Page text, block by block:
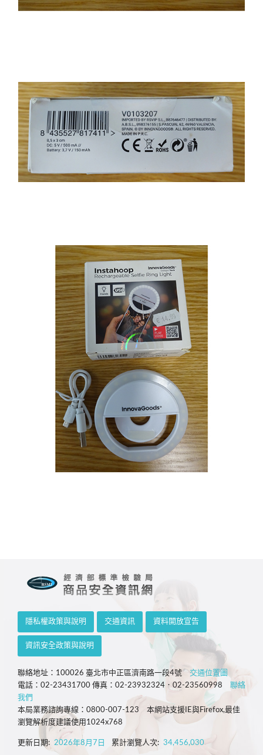
隱私權政策與說明 交通資訊 資料開放宣告
資訊安全政策與說明
聯絡地址：100026 臺北市中正區濟南路一段4號 交通位置圖
電話：02-23431700 傳真：02-23932324．02-23560998 聯絡
我們
本局業務諮詢專線：0800-007-123 本網站支援IE與Firefox,最佳
瀏覽解析度建議使用1024x768
更新日期: 2026年8月7日 累計瀏覽人次: 34,456,030